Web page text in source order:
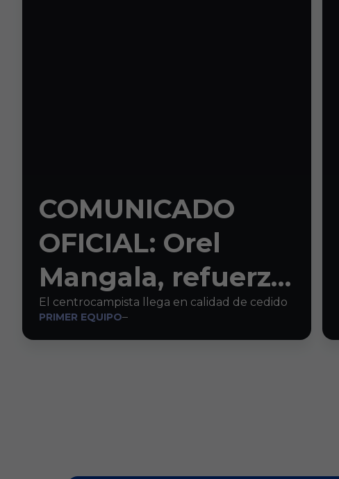
COMUNICADO
OFICIAL: Orel
Mangala, refuerzo
para el centro del
campo
El centrocampista llega en calidad de cedido
PRIMER EQUIPO